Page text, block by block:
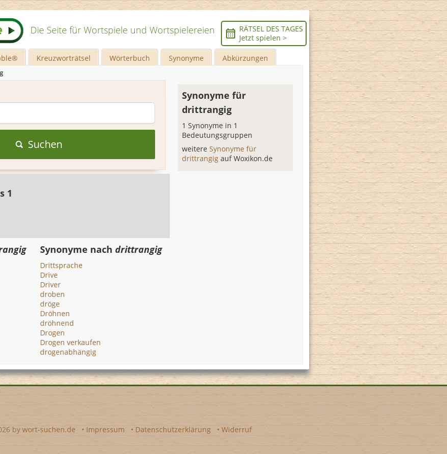
Die Seite für Wortspiele und Wortspielereien
RÄTSEL DES TAGES
Jetzt spielen >
Kreuzworträtsel Wörterbuch Synonyme Abkürzungen
Suchen
1
Synonyme für
drittrangig
1 Synonyme in 1
Bedeutungsgruppen
weitereSynonyme für
drittrangigauf Woxikon.de
Synonyme nachdrittrangig
Drittsprache
Drive
Driver
droben
dröge
Dröhnen
dröhnend
Drogen
Drogen verkaufen
drogenabhängig
by wort-suchen.de • Impressum • Datenschutzerklärung • Widerruf